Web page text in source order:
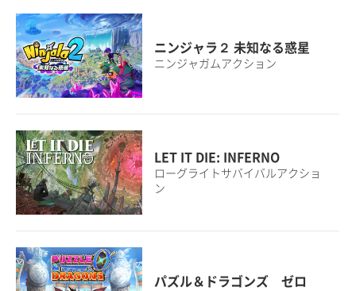
ニンジャラ２ 未知なる惑星
ニンジャガムアクション
LET IT DIE: INFERNO
ローグライトサバイバルアクショ
ン
パズル＆ドラゴンズ ゼロ